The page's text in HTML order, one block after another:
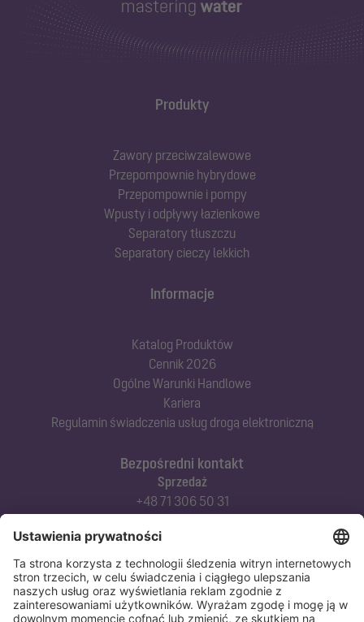
Produkty
Zawory przeciwzalewowe
Przepompownie hybrydowe
Przepompownie i pompy
Wpusty i odpływy łazienkowe
Separatory tłuszczu
Separatory cieczy lekkich
Bezpośredni kontakt
Sprzedaż
+48 71 306 50 31
Doradztwo techniczne
Serwis techniczny
+48 71 306 50 51
Informacje
Katalog Produktów
Cennik 2026
Ogólne Warunki Handlowe
Kariera
Regulamin świadczenia usług drogą elektroniczną